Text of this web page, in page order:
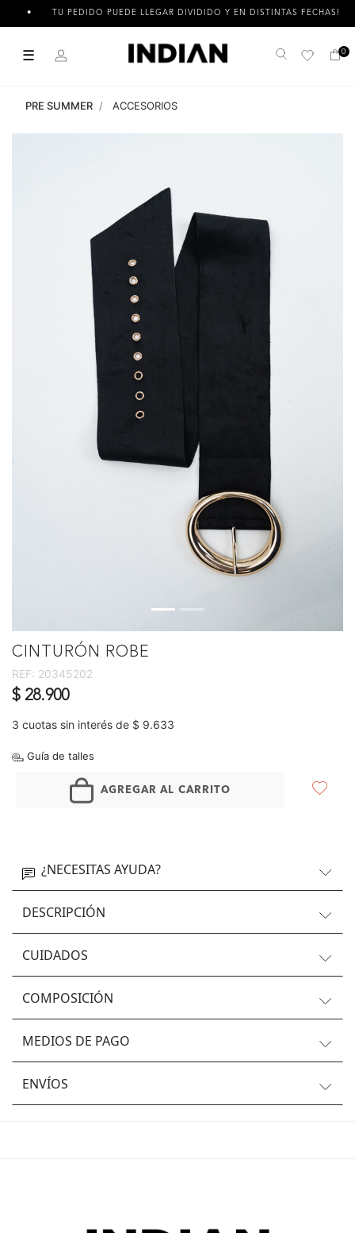
TU PEDIDO PUEDE LLEGAR DIVIDIDO Y EN DISTINTAS FECHAS!
☰ Buscar 0
PRE SUMMER ACCESORIOS
CINTURÓN ROBE
REF: 20345202
$ 28.900
3 cuotas sin interés de $ 9.633
Guía de talles
AGREGAR AL CARRITO
¿NECESITAS AYUDA?
DESCRIPCIÓN
CUIDADOS
COMPOSICIÓN
MEDIOS DE PAGO
ENVÍOS